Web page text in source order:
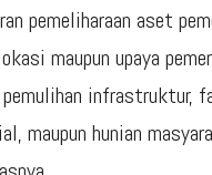
pemeliharaan aset
maupun upaya
pemulihan infrastruktur,
maupun hunian